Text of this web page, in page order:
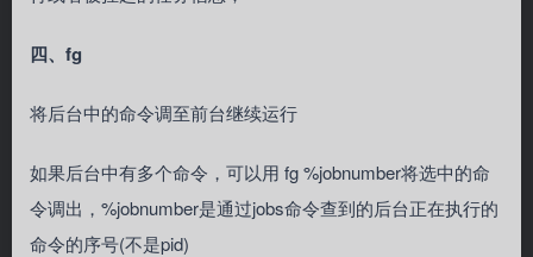
四、fg
将后台中的命令调至前台继续运行
如果后台中有多个命令，可以用 fg %jobnumber将选中的命
令调出，%jobnumber是通过jobs命令查到的后台正在执行的
命令的序号(不是pid)